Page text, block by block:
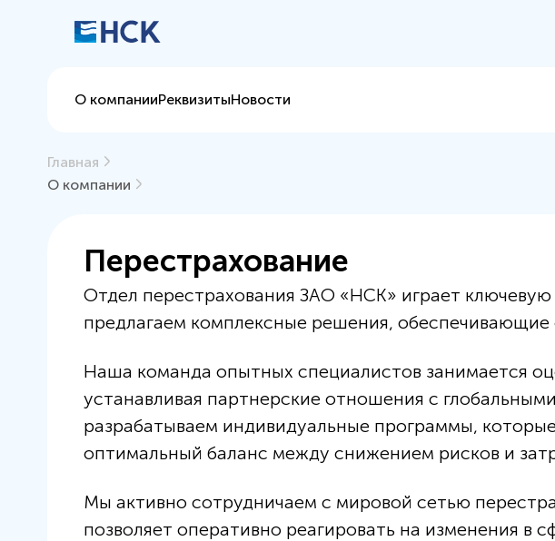
О компанииРеквизитыНовости
Главная
О компании
Перестрахование
Отдел перестрахования ЗАО «НСК» играет
предлагаем комплексные решения,
Наша команда опытных специалистов занимается
устанавливая партнерские отношения с
разрабатываем индивидуальные программы,
оптимальный баланс между снижением рисков и
Мы активно сотрудничаем с мировой сетью
позволяет оперативно реагировать на изменения в